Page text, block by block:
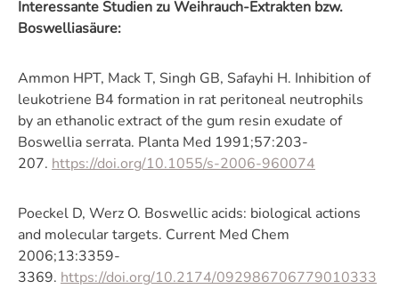
Interessante Studien zu Weihrauch-Extrakten bzw.
Boswelliasäure:
Ammon HPT, Mack T, Singh GB, Safayhi H. Inhibition of
leukotriene B4 formation in rat peritoneal neutrophils
by an ethanolic extract of the gum resin exudate of
Boswellia serrata. Planta Med 1991;57:203-
207. https://doi.org/10.1055/s-2006-960074
Poeckel D, Werz O. Boswellic acids: biological actions
and molecular targets. Current Med Chem
2006;13:3359-
3369. https://doi.org/10.2174/092986706779010333